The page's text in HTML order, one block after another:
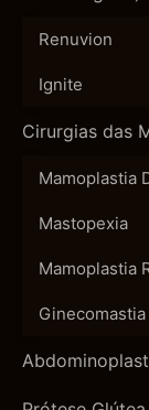
Renuvion
Ignite
Cirurgias das
Mamoplastia
Mastopexia
Mamoplastia
Ginecomastia